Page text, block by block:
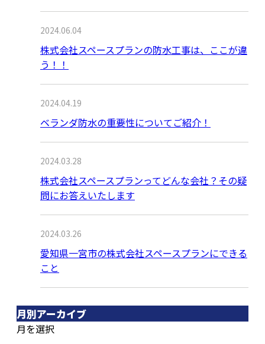
2024.06.04
株式会社スペースプランの防水工事は、ここが違
う！！
2024.04.19
ベランダ防水の重要性についてご紹介！
2024.03.28
株式会社スペースプランってどんな会社？その疑
問にお答えいたします
2024.03.26
愛知県一宮市の株式会社スペースプランにできる
こと
月別アーカイブ
月を選択